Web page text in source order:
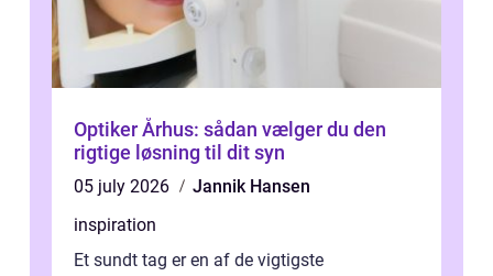
Optiker Århus: sådan vælger du den
rigtige løsning til dit syn
05 july 2026
Jannik Hansen
inspiration
Et sundt tag er en af de vigtigste